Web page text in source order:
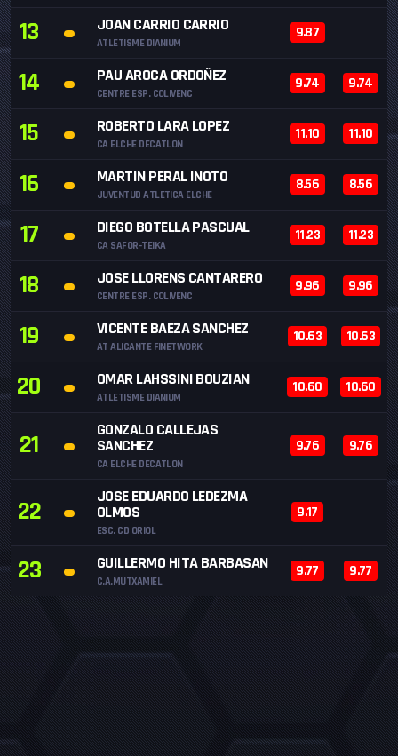
13 JOAN CARRIO CARRIO
ATLETISME DIANIUM
9.87
14 PAU AROCA ORDOÑEZ
CENTRE ESP. COLIVENC
9.74 9.74
15 ROBERTO LARA LOPEZ
CA ELCHE DECATLON
11.10 11.10
16 MARTIN PERAL INOTO
JUVENTUD ATLETICA ELCHE
8.56 8.56
17 DIEGO BOTELLA PASCUAL
CA SAFOR-TEIKA
11.23 11.23
18 JOSE LLORENS CANTARERO
CENTRE ESP. COLIVENC
9.96 9.96
19 VICENTE BAEZA SANCHEZ
AT ALICANTE FINETWORK
10.63 10.63
20 OMAR LAHSSINI BOUZIAN
ATLETISME DIANIUM
10.60 10.60
21 GONZALO CALLEJAS
SANCHEZ
CA ELCHE DECATLON
9.76 9.76
22 JOSE EDUARDO LEDEZMA
OLMOS
ESC. CD ORIOL
9.17
23 GUILLERMO HITA BARBASAN
C.A.MUTXAMIEL
9.77 9.77